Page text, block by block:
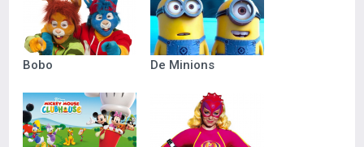
Bobo De Minions